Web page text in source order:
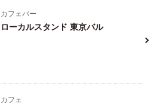
カフェバー
ローカルスタンド 東京バル
カフェ